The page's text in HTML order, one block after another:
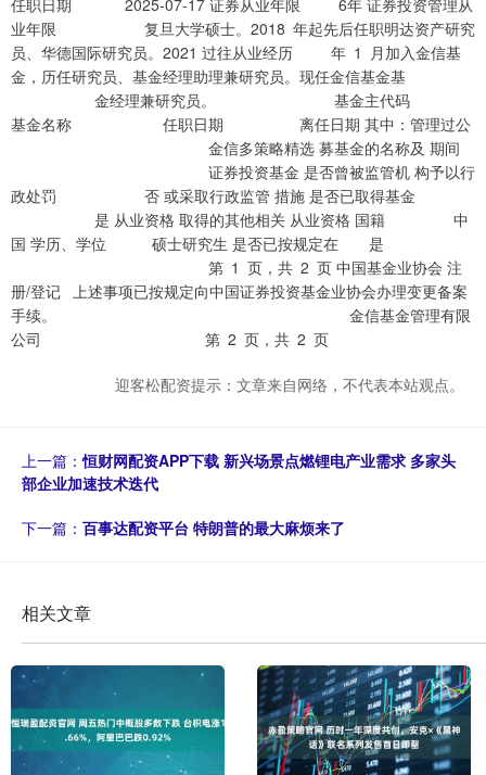
任职日期 2025-07-17 证券从业年限 6年 证券投资管理从
业年限 复旦大学硕士。2018 年起先后任职明达资产研究
员、华德国际研究员。2021 过往从业经历 年 1 月加入金信基
金，历任研究员、基金经理助理兼研究员。现任金信基金基
金经理兼研究员。 基金主代码
基金名称 任职日期 离任日期 其中：管理过公
金信多策略精选 募基金的名称及 期间
证券投资基金 是否曾被监管机 构予以行
政处罚 否 或采取行政监管 措施 是否已取得基金
是 从业资格 取得的其他相关 从业资格 国籍 中
国 学历、学位 硕士研究生 是否已按规定在 是
第 1 页，共 2 页 中国基金业协会 注
册/登记 上述事项已按规定向中国证券投资基金业协会办理变更备案
手续。 金信基金管理有限
公司 第 2 页，共 2 页
迎客松配资提示：文章来自网络，不代表本站观点。
上一篇：恒财网配资APP下载 新兴场景点燃锂电产业需求 多家头
部企业加速技术迭代
下一篇： 百事达配资平台 特朗普的最大麻烦来了
相关文章